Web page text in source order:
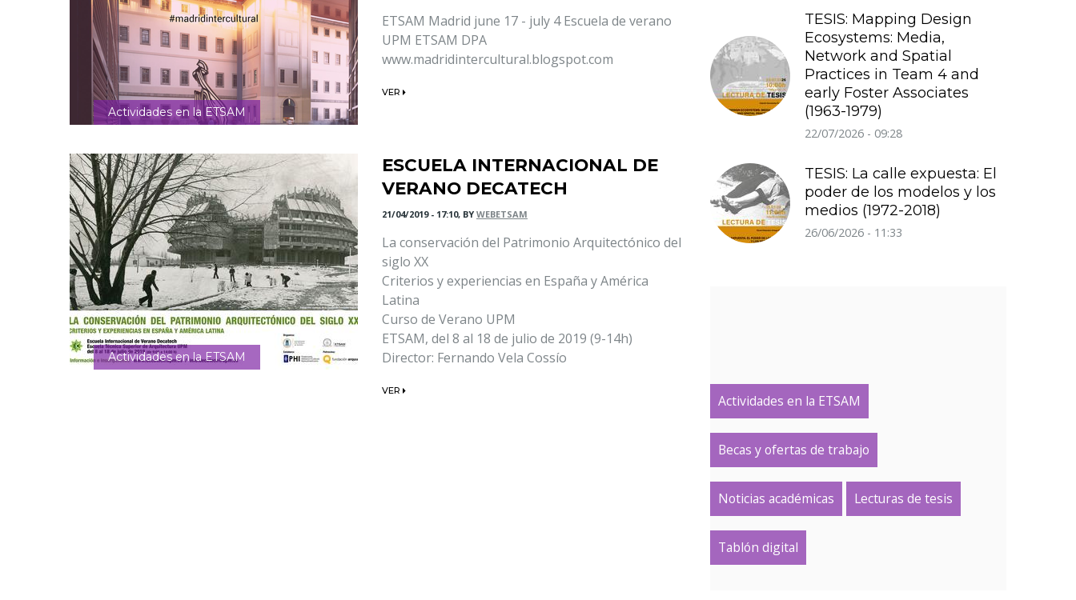
Actividades en la ETSAM
ETSAM Madrid june 17 - july 4 Escuela de verano
UPM ETSAM DPA
www.madridintercultural.blogspot.com
VER
Actividades en la ETSAM
ESCUELA INTERNACIONAL DE
VERANO DECATECH
21/04/2019 - 17:10, BY WEBETSAM
La conservación del Patrimonio Arquitectónico del
siglo XX
Criterios y experiencias en España y América
Latina
Curso de Verano UPM
ETSAM, del 8 al 18 de julio de 2019 (9-14h)
Director: Fernando Vela Cossío
VER
TESIS: Mapping Design
Ecosystems: Media,
Network and Spatial
Practices in Team 4 and
early Foster Associates
(1963-1979)
22/07/2026 - 09:28
TESIS: La calle expuesta: El
poder de los modelos y los
medios (1972-2018)
26/06/2026 - 11:33
Actividades en la ETSAM
Becas y ofertas de trabajo
Noticias académicas Lecturas de tesis
Tablón digital